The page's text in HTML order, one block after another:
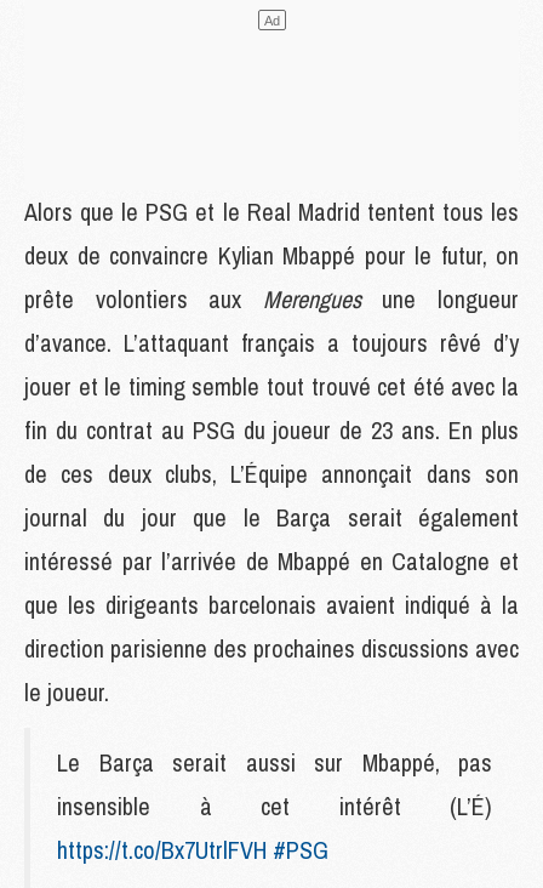
Alors que le PSG et le Real Madrid tentent tous les
deux de convaincre Kylian Mbappé pour le futur, on
prête volontiers aux Merenguesune longueur
d’avance. L’attaquant français a toujours rêvé d’y
jouer et le timing semble tout trouvé cet été avec la
fin du contrat au PSG du joueur de 23 ans. En plus
de ces deux clubs, L’Équipe annonçait dans son
journal du jour que le Barça serait également
intéressé par l’arrivée de Mbappé en Catalogne et
que les dirigeants barcelonais avaient indiqué à la
direction parisienne des prochaines discussions avec
le joueur.
Le Barça serait aussi sur Mbappé, pas
insensible à cet intérêt (L’É)
https://t.co/Bx7UtrlFVH #PSG